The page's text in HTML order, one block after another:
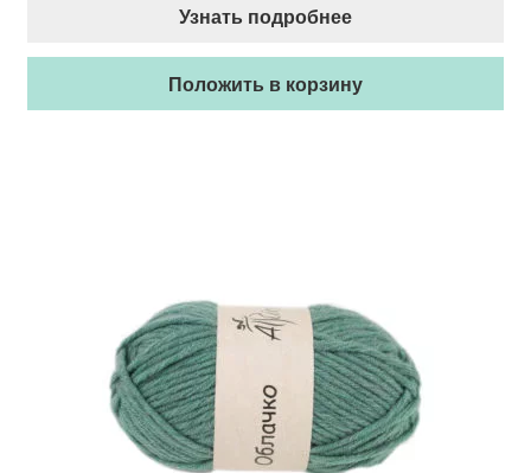
Узнать подробнее
Положить в корзину